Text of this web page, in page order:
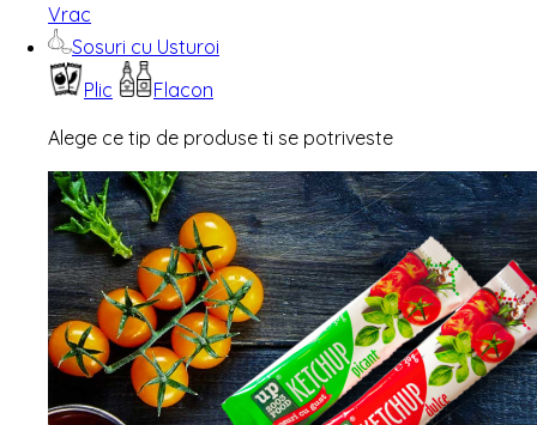
Vrac
Sosuri cu Usturoi
Plic
Flacon
Alege ce tip de produse ti se potriveste